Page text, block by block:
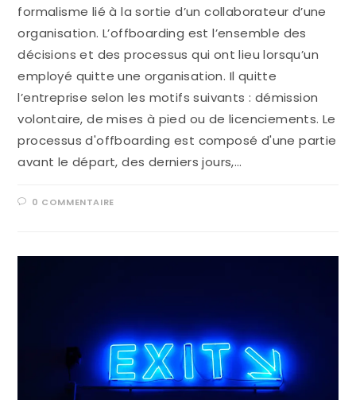
formalisme lié à la sortie d’un collaborateur d’une
organisation. L’offboarding est l’ensemble des
décisions et des processus qui ont lieu lorsqu’un
employé quitte une organisation. Il quitte
l’entreprise selon les motifs suivants : démission
volontaire, de mises à pied ou de licenciements. Le
processus d'offboarding est composé d'une partie
avant le départ, des derniers jours,…
0 COMMENTAIRE